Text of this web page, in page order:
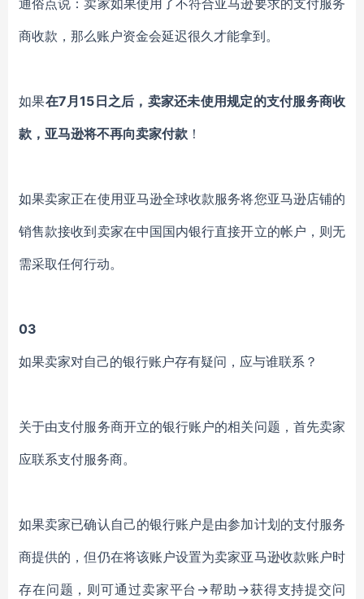
通俗点说：卖家如果使用了不符合亚马逊要求的支付服务
商收款，那么账户资金会延迟很久才能拿到。
如果在7月15日之后，卖家还未使用规定的支付服务商收
款，亚马逊将不再向卖家付款 ！
如果卖家正在使用亚马逊全球收款服务将您亚马逊店铺的
销售款接收到卖家在中国国内银行直接开立的帐户，则无
需采取任何行动。
03
如果卖家对自己的银行账户存有疑问，应与谁联系？
关于由支付服务商开立的银行账户的相关问题，首先卖家
应联系支付服务商。
如果卖家已确认自己的银行账户是由参加计划的支付服务
商提供的，但仍在将该账户设置为卖家亚马逊收款账户时
存在问题，则可通过卖家平台->帮助->获得支持提交问